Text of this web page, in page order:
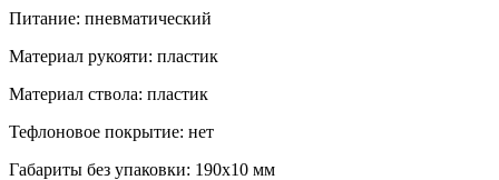
Питание: пневматический
Материал рукояти: пластик
Материал ствола: пластик
Тефлоновое покрытие: нет
Габариты без упаковки: 190х10 мм